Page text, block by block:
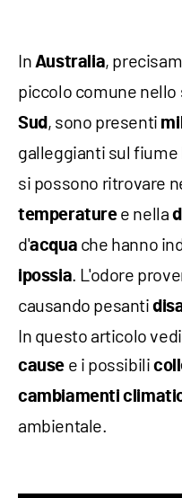
In Australia,
piccolo comune nello
Sud, sono presenti
galleggianti sul fiume
si possono ritrovare
temperature e nella
d'acqua che hanno
ipossia. L'odore
causando pesanti
In questo articolo
cause e i possibili
cambiamenti
ambientale.